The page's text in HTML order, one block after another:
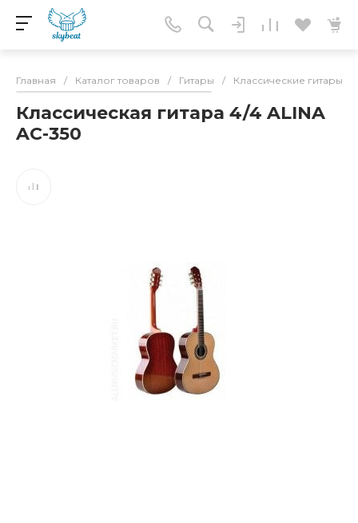
Главная / Каталог товаров / Гитары / Классические гитары
Классическая гитара 4/4 ALINA
AC-350